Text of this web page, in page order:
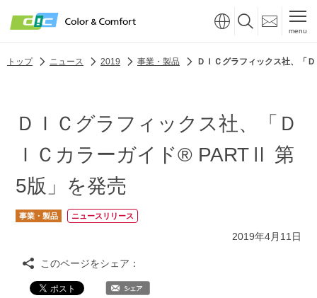
menu
トップ ニュース 2019 事業・製品 ＤＩＣグラフィックス社、「
ＤＩＣグラフィックス社、「Ｄ
ＩＣカラーガイド® PARTⅡ 第
5版」を発売
事業・製品 ニュースリリース
2019年4月11日
このページをシェア：